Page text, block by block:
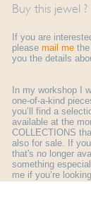
Buy this jewel ?
If you are
please mail me
you the details
In my workshop I
one-of-a-kind
you’ll find a
available at the
COLLECTIONS
also for sale. If
that's no longer
something
me if you’re